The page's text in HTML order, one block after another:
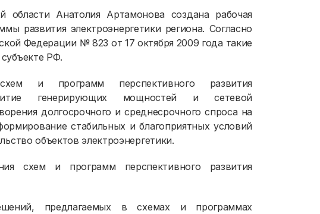
области Анатолия Артамонова создана рабочая
развития электроэнергетики региона. Согласно
Федерации № 823 от 17 октября 2009 года такие
РФ.
и программ перспективного развития
генерирующих мощностей и сетевой
долгосрочного и среднесрочного спроса на
стабильных и благоприятных условий
объектов электроэнергетики.
схем и программ перспективного развития
предлагаемых в схемах и программах